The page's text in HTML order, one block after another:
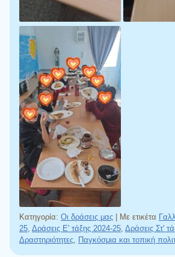
Κατηγορία: Οι δράσεις μας Με ετικέτα
25 Δράσεις Ε' τάξης 2024-25 Δράσεις Στ'
Δραστηριότητες
Παγκόσμια και τοπική